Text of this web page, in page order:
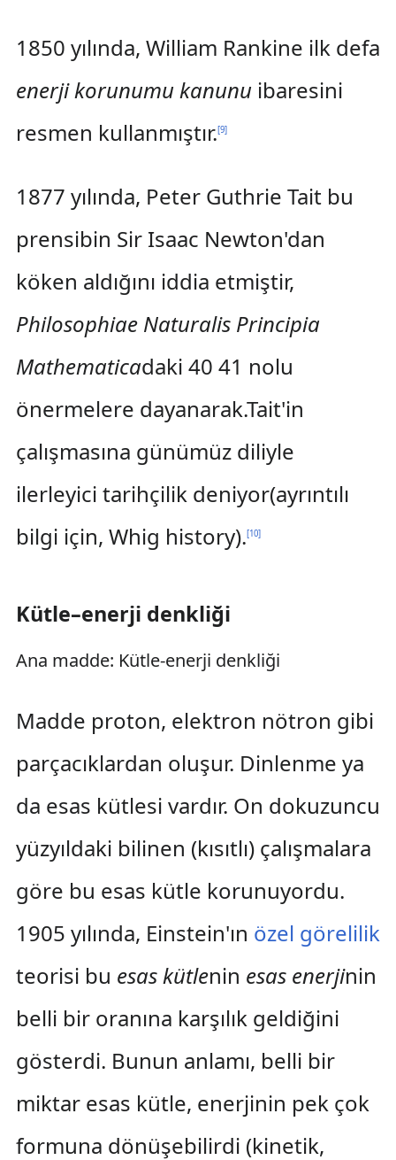
1850 yılında, William Rankine ilk defa
enerji korunumu kanunu ibaresini
resmen kullanmıştır.[9]
1877 yılında, Peter Guthrie Tait bu
prensibin Sir Isaac Newton'dan
köken aldığını iddia etmiştir,
Philosophiae Naturalis Principia
Mathematicadaki 40 41 nolu
önermelere dayanarak.Tait'in
çalışmasına günümüz diliyle
ilerleyici tarihçilik deniyor(ayrıntılı
bilgi için, Whig history).[10]
Kütle–enerji denkliği
Ana madde: Kütle-enerji denkliği
Madde proton, elektron nötron gibi
parçacıklardan oluşur. Dinlenme ya
da esas kütlesi vardır. On dokuzuncu
yüzyıldaki bilinen (kısıtlı) çalışmalara
göre bu esas kütle korunuyordu.
1905 yılında, Einstein'ın özel görelilik
teorisi bu esas kütlenin esas enerjinin
belli bir oranına karşılık geldiğini
gösterdi. Bunun anlamı, belli bir
miktar esas kütle, enerjinin pek çok
formuna dönüşebilirdi (kinetik,